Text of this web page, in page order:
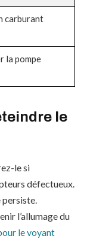
carburant
la pompe
le
le si
défectueux.
persiste.
l’allumage du
le voyant